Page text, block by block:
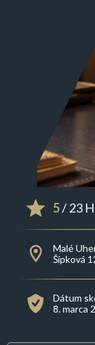
5/ 23
Malé
Šípková
Dátum
8. marca